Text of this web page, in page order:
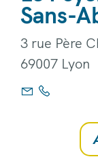
Sans-
3 rue Père
69007 Lyon